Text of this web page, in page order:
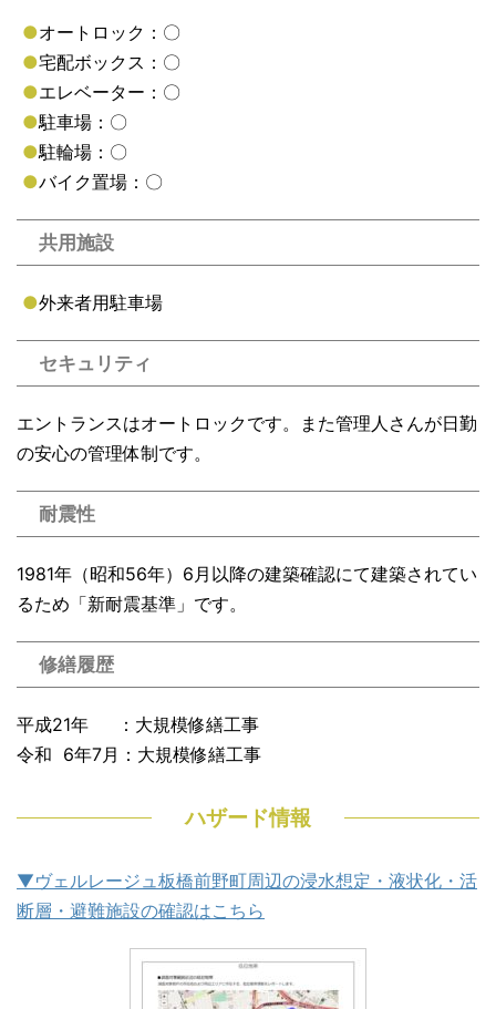
●オートロック：〇
●宅配ボックス：〇
●エレベーター：〇
●駐車場：〇
●駐輪場：〇
●バイク置場：〇
共用施設
●外来者用駐車場
セキュリティ
エントランスはオートロックです。また管理人さんが日勤
の安心の管理体制です。
耐震性
1981年（昭和56年）6月以降の建築確認にて建築されてい
るため「新耐震基準」です。
修繕履歴
平成21年 ：大規模修繕工事
令和 6年7月：大規模修繕工事
ハザード情報
▼ヴェルレージュ板橋前野町周辺の浸水想定・液状化・活
断層・避難施設の確認はこちら